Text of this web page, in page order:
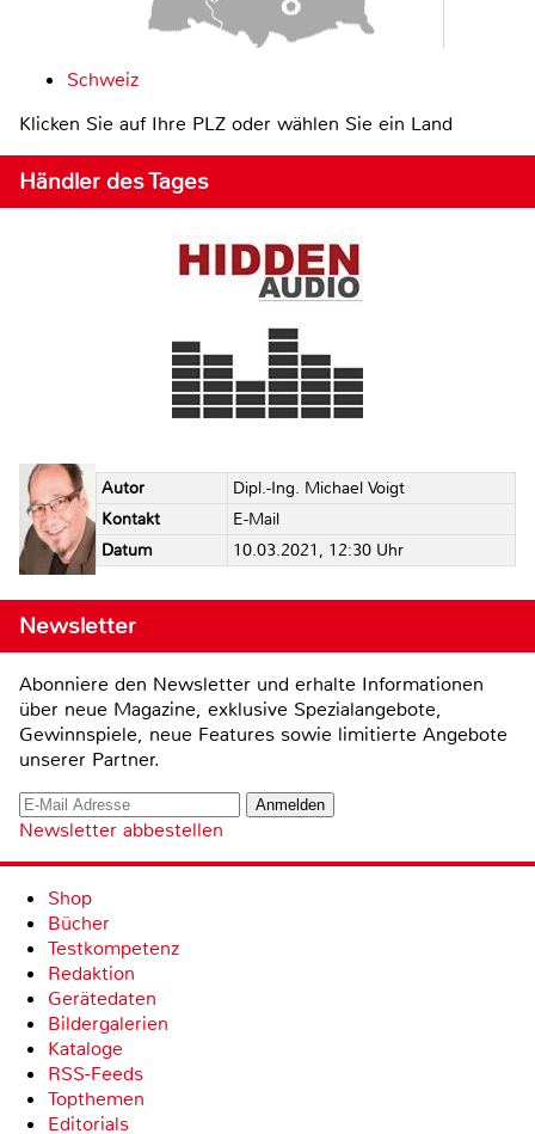
Schweiz
Klicken Sie auf Ihre PLZ oder wählen Sie ein Land
Händler des Tages
Autor
Dipl.-Ing. Michael Voigt
Kontakt
E-Mail
Datum
10.03.2021, 12:30 Uhr
Newsletter
Abonniere den Newsletter und erhalte Informationen
über neue Magazine, exklusive Spezialangebote,
Gewinnspiele, neue Features sowie limitierte Angebote
unserer Partner.
Newsletter abbestellen
Shop
Bücher
Testkompetenz
Redaktion
Gerätedaten
Bildergalerien
Kataloge
RSS-Feeds
Topthemen
Editorials